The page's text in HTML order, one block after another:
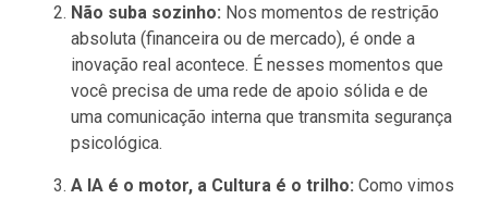
Não suba sozinho: Nos momentos de restrição
absoluta (financeira ou de mercado), é onde a
inovação real acontece. É nesses momentos que
você precisa de uma rede de apoio sólida e de
uma comunicação interna que transmita segurança
psicológica.
A IA é o motor, a Cultura é o trilho: Como vimos